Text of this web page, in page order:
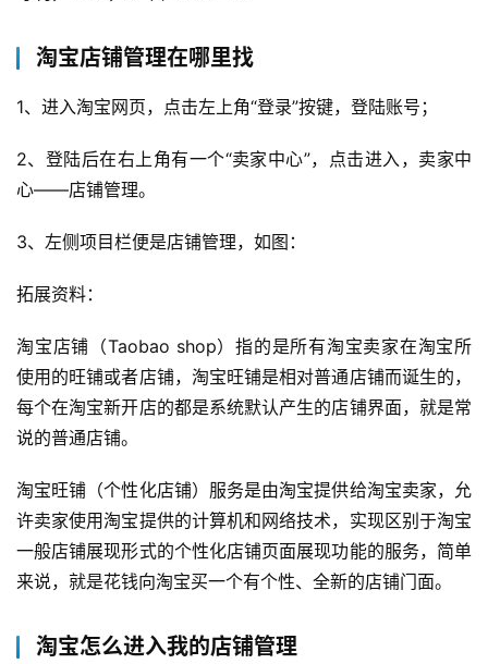
首
页
自
媒
体
G
E
优
淘宝店铺管理在哪里找
1、进入淘宝网页，点击左上角“登录”按键，登陆账号；
2、登陆后在右上角有一个“卖家中心”，点击进入，卖家中
心——店铺管理。
3、左侧项目栏便是店铺管理，如图：
拓展资料：
淘宝店铺（Taobao shop）指的是所有淘宝卖家在淘宝所
使用的旺铺或者店铺，淘宝旺铺是相对普通店铺而诞生的，
每个在淘宝新开店的都是系统默认产生的店铺界面，就是常
说的普通店铺。
淘宝旺铺（个性化店铺）服务是由淘宝提供给淘宝卖家，允
许卖家使用淘宝提供的计算机和网络技术，实现区别于淘宝
一般店铺展现形式的个性化店铺页面展现功能的服务，简单
来说，就是花钱向淘宝买一个有个性、全新的店铺门面。
淘宝怎么进入我的店铺管理